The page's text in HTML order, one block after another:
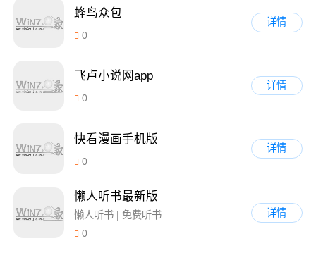
蜂鸟众包
0
详情
飞卢小说网app
0
详情
快看漫画手机版
0
详情
懒人听书最新版
懒人听书 | 免费听书
0
详情